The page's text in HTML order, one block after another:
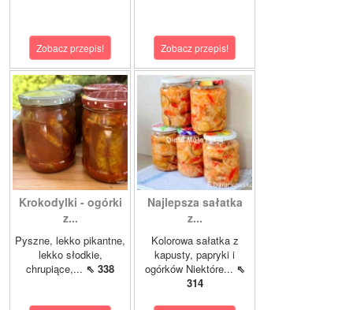
Zobacz przepis! Zobacz przepis!
Krokodylki - ogórki
z...
Pyszne, lekko pikantne,
lekko słodkie,
chrupiące,... ⇖ 338
Najlepsza sałatka
z...
Kolorowa sałatka z
kapusty, papryki i
ogórków Niektóre... ⇖
314